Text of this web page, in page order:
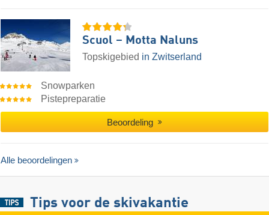
Scuol – Motta Naluns
Topskigebied in Zwitserland
Snowparken
Pistepreparatie
Beoordeling
Alle beoordelingen
Tips voor de skivakantie